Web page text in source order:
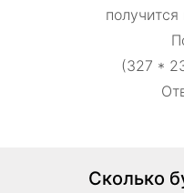
(327 *
Сколько